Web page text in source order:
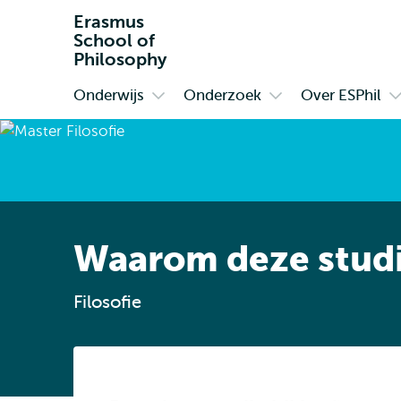
Erasmus
School of
Philosophy
Primair
Onderwijs Onderzoek Over ESPhil
Waarom deze
Filosofie